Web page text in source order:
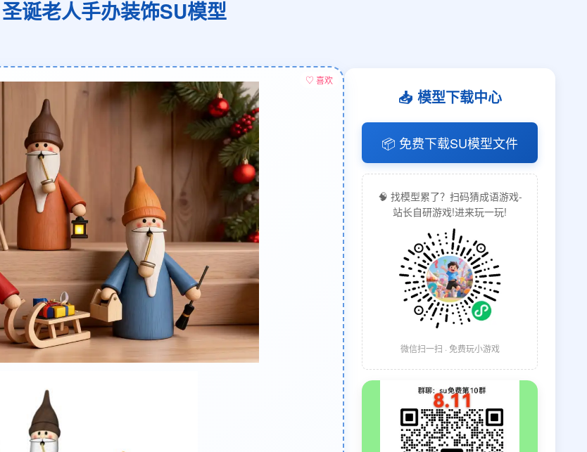
圣诞老人手办装饰SU模型
♡ 喜欢
📥 模型下载中心
📦 免费下载SU模型文件
🧠 找模型累了？扫码猜成语游戏-
站长自研游戏!进来玩一玩!
微信扫一扫 · 免费玩小游戏